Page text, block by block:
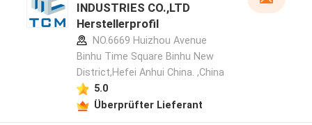
INDUSTRIES CO.,LTD
Herstellerprofil
NO.6669 Huizhou Avenue
Binhu Time Square Binhu New
District,Hefei Anhui China. ,China
5.0
Überprüfter Lieferant